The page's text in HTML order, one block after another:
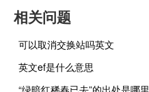
相关问题
可以取消交换站吗英文
英文ef是什么意思
“绿暗红稀春已去”的出处是哪里